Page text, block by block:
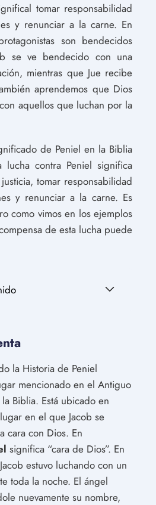
tomar responsabilidad
y renunciar a la carne. En
son bendecidos
se ve bendecido con una
mientras que Jue recibe
aprendemos que Dios
aquellos que luchan por la
de Peniel en la Biblia
lucha contra Peniel significa
tomar responsabilidad
y renunciar a la carne. Es
como vimos en los ejemplos
de esta lucha puede
la Historia de Peniel
mencionado en el Antiguo
Biblia. Está ubicado en
en el que Jacob se
cara con Dios. En
significa “cara de Dios”. En
estuvo luchando con un
toda la noche. El ángel
nuevamente su nombre,